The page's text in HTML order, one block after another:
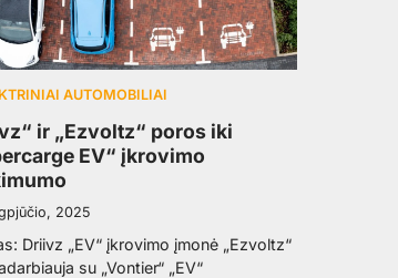
AUTOMOBILIAI
ir „Ezvoltz“ poros iki
EV“ įkrovimo
2025
Driivz „EV“ įkrovimo įmonė „Ezvoltz“
su „Vontier“ „EV“